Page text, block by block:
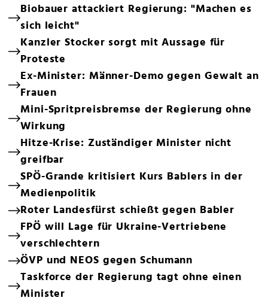
Biobauer attackiert Regierung: "Machen es
sich leicht"
Kanzler Stocker sorgt mit Aussage für
Proteste
Ex-Minister: Männer-Demo gegen Gewalt an
Frauen
Mini-Spritpreisbremse der Regierung ohne
Wirkung
Hitze-Krise: Zuständiger Minister nicht
greifbar
SPÖ-Grande kritisiert Kurs Bablers in der
Medienpolitik
Roter Landesfürst schießt gegen Babler
FPÖ will Lage für Ukraine-Vertriebene
verschlechtern
ÖVP und NEOS gegen Schumann
Taskforce der Regierung tagt ohne einen
Minister